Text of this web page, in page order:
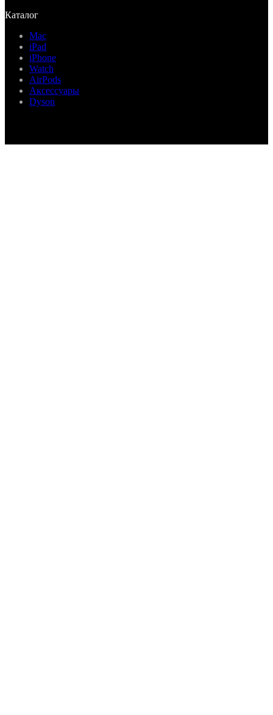
Каталог
Mac
iPad
iPhone
Watch
AirPods
Аксессуары
Dyson